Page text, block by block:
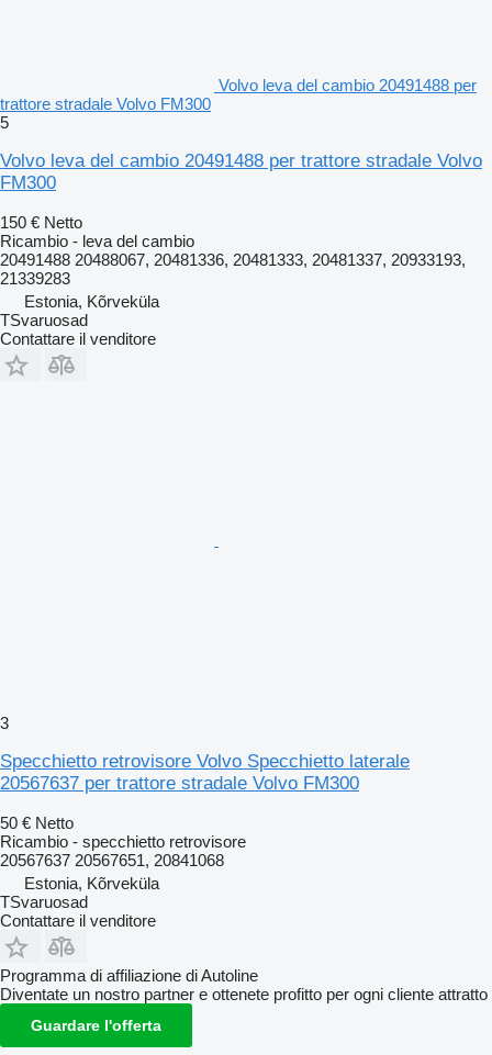
Volvo leva del cambio 20491488 per
trattore stradale Volvo FM300
5
Volvo leva del cambio 20491488 per trattore stradale Volvo
FM300
150 € Netto
Ricambio - leva del cambio
20491488 20488067, 20481336, 20481333, 20481337, 20933193,
21339283
Estonia, Kõrveküla
TSvaruosad
Contattare il venditore
3
Specchietto retrovisore Volvo Specchietto laterale
20567637 per trattore stradale Volvo FM300
50 € Netto
Ricambio - specchietto retrovisore
20567637 20567651, 20841068
Estonia, Kõrveküla
TSvaruosad
Contattare il venditore
Programma di affiliazione di Autoline
Diventate un nostro partner e ottenete profitto per ogni cliente attratto
Guardare l'offerta